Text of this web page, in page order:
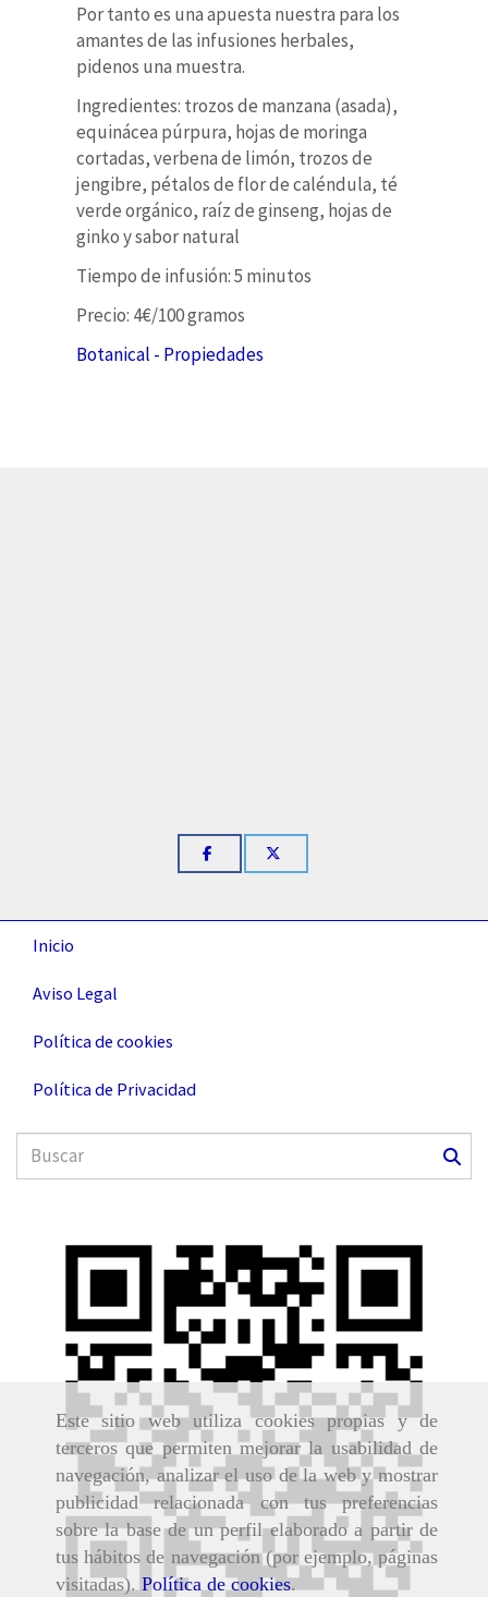
Este sitio web utiliza cookies propias y de
terceros que permiten mejorar la usabilidad de
navegación, analizar el uso de la web y mostrar
publicidad relacionada con tus preferencias
sobre la base de un perfil elaborado a partir de
tus hábitos de navegación (por ejemplo, páginas
visitadas). Política de cookies.
Por tanto es una apuesta nuestra para los
amantes de las infusiones herbales,
pidenos una muestra.
Ingredientes: trozos de manzana (asada),
equinácea púrpura, hojas de moringa
cortadas, verbena de limón, trozos de
jengibre, pétalos de flor de caléndula, té
verde orgánico, raíz de ginseng, hojas de
ginko y sabor natural
Tiempo de infusión: 5 minutos
Precio: 4€/100 gramos
Botanical - Propiedades
Inicio
Aviso Legal
Política de cookies
Política de Privacidad